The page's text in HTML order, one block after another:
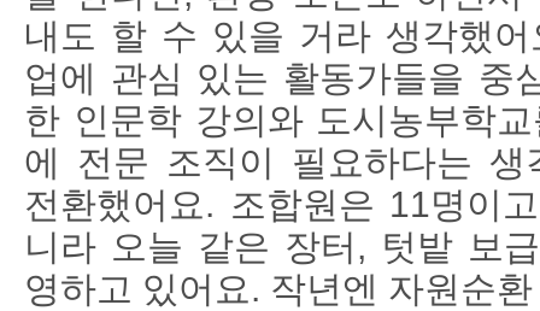
내도 할 수 있을 거라 생각했
업에 관심 있는 활동가들을 중
한 인문학 강의와 도시농부학
에 전문 조직이 필요하다는 생
전환했어요. 조합원은 11명이
니라 오늘 같은 장터, 텃밭 보
영하고 있어요. 작년엔 자원순